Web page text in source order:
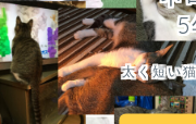
5
太く短い